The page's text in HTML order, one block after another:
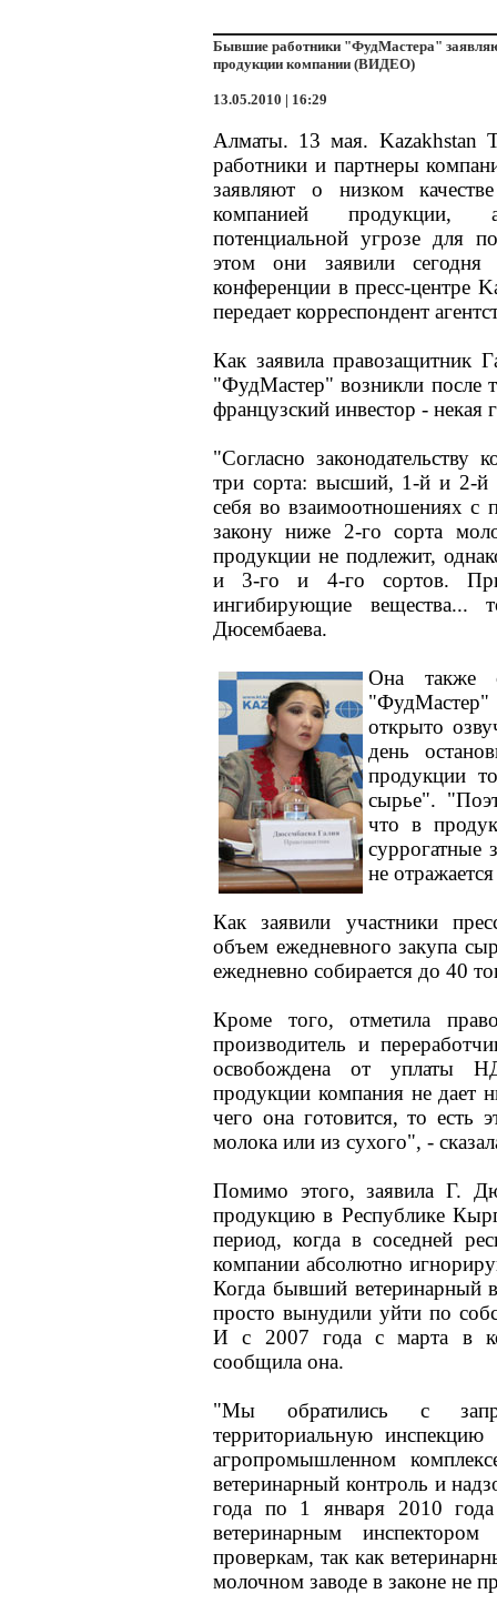
Бывшие работники "ФудМастера"
продукции компании (ВИДЕО)
13.05.2010 | 16:29
Алматы. 13 мая. Kazakhstan
работники и партнеры
заявляют о низком
компанией
потенциальной угрозе для
этом они заявили
конференции в пресс-центре
передает корреспондент
Как заявила правозащитник
"ФудМастер" возникли после
французский инвестор -
"Согласно законодательству
три сорта: высший, 1-й и 2-й
себя во взаимоотношениях с
закону ниже 2-го сорта
продукции не подлежит,
и 3-го и 4-го сортов.
ингибирующие вещества...
Дюсембаева.
Она также
открыто
день
продукции
сырье".
что в
суррогатные
не
Как заявили участники
объем ежедневного закупа
ежедневно собирается до 40
Кроме того, отметила
производитель и
освобождена от уплаты
продукции компания не дает
чего она готовится, то есть
молока или из сухого", -
Помимо этого, заявила Г.
продукцию в Республике
период, когда в соседней
компании абсолютно
Когда бывший ветеринарный
просто вынудили уйти по
И с 2007 года с марта в
сообщила она.
"Мы обратились с
территориальную инспекцию
агропромышленном
ветеринарный контроль и
года по 1 января 2010 года
ветеринарным
проверкам, так как
молочном заводе в законе не